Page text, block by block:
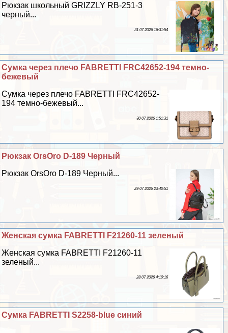
Рюкзак школьный GRIZZLY RB-251-3
черный...
31 07 2026 16:31:54
Сумка через плечо FABRETTI FRC42652-194 темно-
бежевый
Сумка через плечо FABRETTI FRC42652-
194 темно-бежевый...
30 07 2026 1:51:31
Рюкзак OrsOro D-189 Черный
Рюкзак OrsOro D-189 Черный...
29 07 2026 23:40:51
Женская сумка FABRETTI F21260-11 зеленый
Женская сумка FABRETTI F21260-11
зеленый...
28 07 2026 4:10:16
Сумка FABRETTI S2258-blue синий